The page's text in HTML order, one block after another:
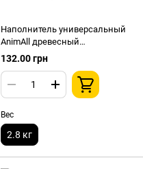
Наполнитель универсальный
AnimAll древесный
впитывающий с ароматом
мяты 2,8 кг
132.00 грн
Вес
2.8 кг